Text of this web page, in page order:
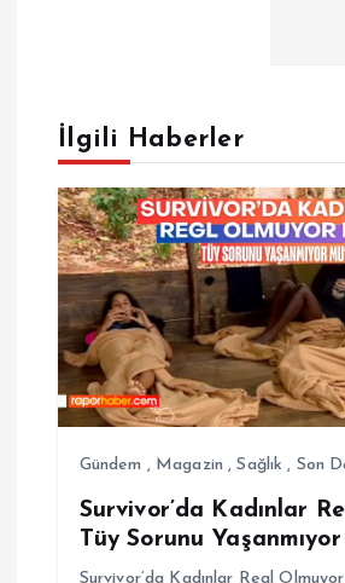
e
z
n
m
İlgili Haberler
Gündem , Magazin ,Sağlık , Son
Survivor’da Kadınlar
Tüy Sorunu Yaşanmıyor
Survivor’da Kadınlar Regl